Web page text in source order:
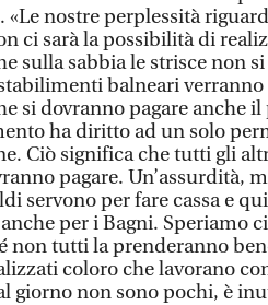
«Le nostre perplessità
ci sarà la possibilità di
sulla sabbia le strisce non
balneari
si dovranno pagare anche
ha diritto ad un solo
Ciò significa che tutti gli
pagare. Un’assurdità,
servono per fare cassa e
per i Bagni. Speriamo
non tutti la prenderanno
coloro che lavorano
giorno non sono pochi, è